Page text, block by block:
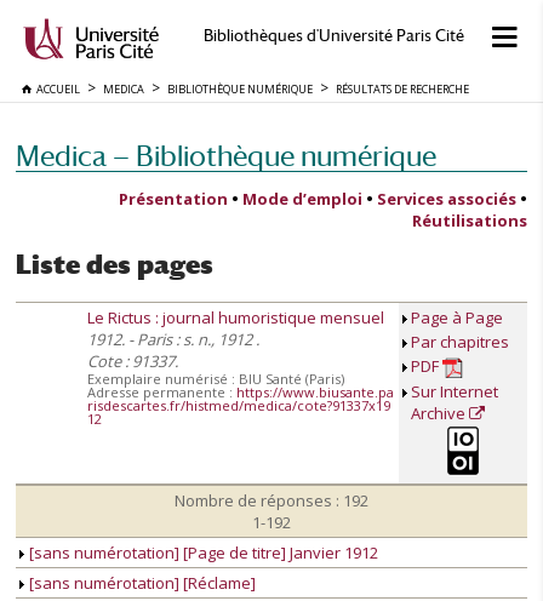
Bibliothèques d'Université Paris Cité
ACCUEIL MEDICA BIBLIOTHÈQUE NUMÉRIQUE RÉSULTATS DE RECHERCHE
Medica — Bibliothèque numérique
Présentation • Mode d’emploi • Services associés •
Réutilisations
Liste des pages
Le Rictus : journal humoristique mensuel
1912. - Paris : s. n., 1912 .
Cote : 91337.
Exemplaire numérisé : BIU Santé (Paris)
Adresse permanente : https://www.biusante.pa
risdescartes.fr/histmed/medica/cote?91337x19
12
Page à Page
Par chapitres
PDF
Sur Internet
Archive
Nombre de réponses : 192
1-192
[sans numérotation] [Page de titre] Janvier 1912
[sans numérotation] [Réclame]